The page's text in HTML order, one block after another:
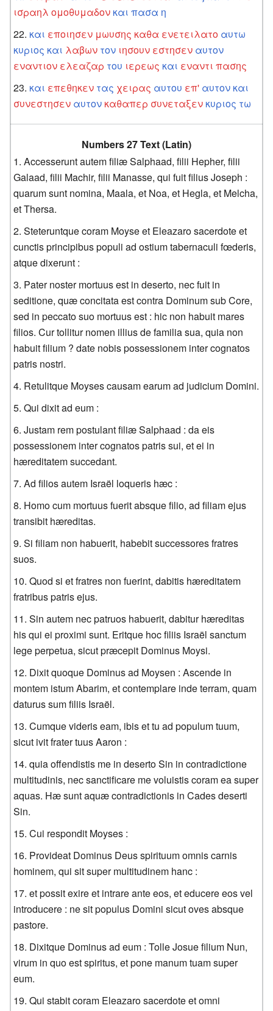
ισραηλ ομοθυμαδον και πασα η
και εποιησεν μωυσης καθα ενετειλατο αυτω
κυριος και λαβων τον ιησουν εστησεν αυτον
εναντιον ελεαζαρ του ιερεως και εναντι πασης
και επεθηκεν τας χειρας αυτου επ' αυτον και
συνεστησεν αυτον καθαπερ συνεταξεν κυριος τω
Numbers 27 Text (Latin)
Accesserunt autem filiæ Salphaad, filii Hepher, filii
Galaad, filii Machir, filii Manasse, qui fuit filius Joseph :
quarum sunt nomina, Maala, et Noa, et Hegla, et Melcha,
et Thersa.
Steteruntque coram Moyse et Eleazaro sacerdote et
cunctis principibus populi ad ostium tabernaculi fœderis,
atque dixerunt :
Pater noster mortuus est in deserto, nec fuit in
seditione, quæ concitata est contra Dominum sub Core,
sed in peccato suo mortuus est : hic non habuit mares
filios. Cur tollitur nomen illius de familia sua, quia non
habuit filium ? date nobis possessionem inter cognatos
patris nostri.
Retulitque Moyses causam earum ad judicium Domini.
Qui dixit ad eum :
Justam rem postulant filiæ Salphaad : da eis
possessionem inter cognatos patris sui, et ei in
hæreditatem succedant.
Ad filios autem Israël loqueris hæc :
Homo cum mortuus fuerit absque filio, ad filiam ejus
transibit hæreditas.
Si filiam non habuerit, habebit successores fratres
suos.
Quod si et fratres non fuerint, dabitis hæreditatem
fratribus patris ejus.
Sin autem nec patruos habuerit, dabitur hæreditas
his qui ei proximi sunt. Eritque hoc filiis Israël sanctum
lege perpetua, sicut præcepit Dominus Moysi.
Dixit quoque Dominus ad Moysen : Ascende in
montem istum Abarim, et contemplare inde terram, quam
daturus sum filiis Israël.
Cumque videris eam, ibis et tu ad populum tuum,
sicut ivit frater tuus Aaron :
quia offendistis me in deserto Sin in contradictione
multitudinis, nec sanctificare me voluistis coram ea super
aquas. Hæ sunt aquæ contradictionis in Cades deserti
Sin.
Cui respondit Moyses :
Provideat Dominus Deus spirituum omnis carnis
hominem, qui sit super multitudinem hanc :
et possit exire et intrare ante eos, et educere eos vel
introducere : ne sit populus Domini sicut oves absque
pastore.
Dixitque Dominus ad eum : Tolle Josue filium Nun,
virum in quo est spiritus, et pone manum tuam super
eum.
Qui stabit coram Eleazaro sacerdote et omni